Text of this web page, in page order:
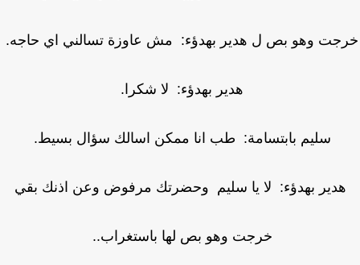
وهو بص ل هدير بهدؤء: مش عاوزة تسالني اي حاجه.
هدير بهدؤء: لا شكرا.
سليم بابتسامة: طب انا ممكن اسالك سؤال بسيط.
هدير بهدؤء: لا يا سليم وحضرتك مرفوض وعن اذنك بقي
خرجت وهو بص لها باستغراب..